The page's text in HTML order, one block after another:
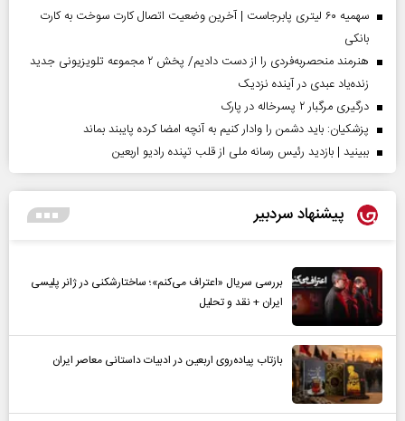
سهمیه ۶۰ لیتری پابرجاست | آخرین وضعیت اتصال کارت سوخت به کارت
بانکی
هنرمند منحصر‌به‌فردی را از دست دادیم/ پخش ۲ مجموعه تلویزیونی جدید
زنده‌یاد عبدی در آینده نزدیک
درگیری مرگبار ۲ پسرخاله در پارک
پزشکیان: باید دشمن را وادار کنیم به آنچه امضا کرده پایبند بماند
ببینید | بازدید رئیس رسانه ملی از قلب تپنده رادیو اربعین
پیشنهاد سردبیر
بررسی سریال «اعتراف می‌کنم»؛ ساختارشکنی در ژانر پلیسی
ایران + نقد و تحلیل
بازتاب پیاده‌روی اربعین در ادبیات داستانی معاصر ایران